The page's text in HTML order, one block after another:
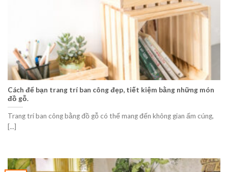
Cách để bạn trang trí ban công đẹp, tiết kiệm bằng những món
đồ gỗ.
Trang trí ban công bằng đồ gỗ có thể mang đến không gian ấm cúng,
[...]